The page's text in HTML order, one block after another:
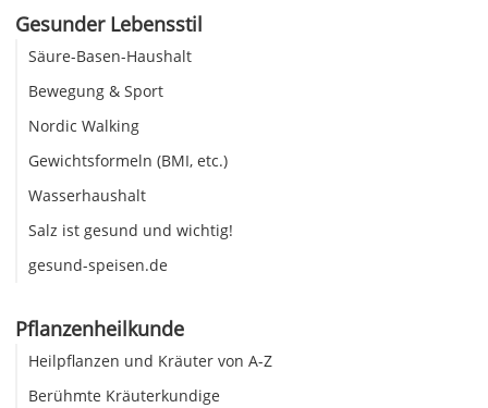
Gesunder Lebensstil
Säure-Basen-Haushalt
Bewegung & Sport
Nordic Walking
Gewichtsformeln (BMI, etc.)
Wasserhaushalt
Salz ist gesund und wichtig!
gesund-speisen.de
Pflanzenheilkunde
Heilpflanzen und Kräuter von A-Z
Berühmte Kräuterkundige